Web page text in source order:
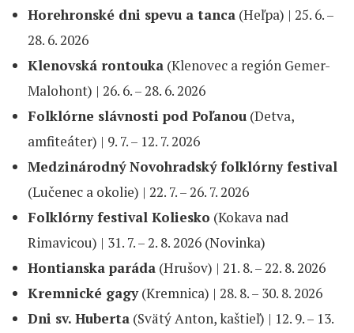
Horehronské dni spevu a tanca (Heľpa) | 25. 6. –
28. 6. 2026
Klenovská rontouka (Klenovec a región Gemer-
Malohont) | 26. 6. – 28. 6. 2026
Folklórne slávnosti pod Poľanou (Detva,
amfiteáter) | 9. 7. – 12. 7. 2026
Medzinárodný Novohradský folklórny festival
(Lučenec a okolie) | 22. 7. – 26. 7. 2026
Folklórny festival Koliesko (Kokava nad
Rimavicou) | 31. 7. – 2. 8. 2026 (Novinka)
Hontianska paráda (Hrušov) | 21. 8. – 22. 8. 2026
Kremnické gagy(Kremnica) | 28. 8. – 30. 8. 2026
Dni sv. Huberta (Svätý Anton, kaštieľ) | 12. 9. – 13.